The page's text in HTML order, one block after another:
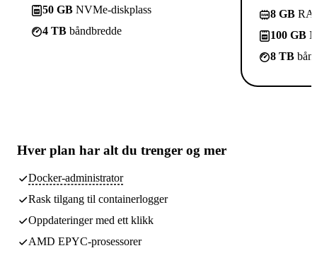
50 GB NVMe-diskplass
4 TB båndbredde
8 GB
100 GB
8 TB
Hver plan har alt du trenger og mer
Docker-administrator
Rask tilgang til containerlogger
Oppdateringer med ett klikk
AMD EPYC-prosessorer